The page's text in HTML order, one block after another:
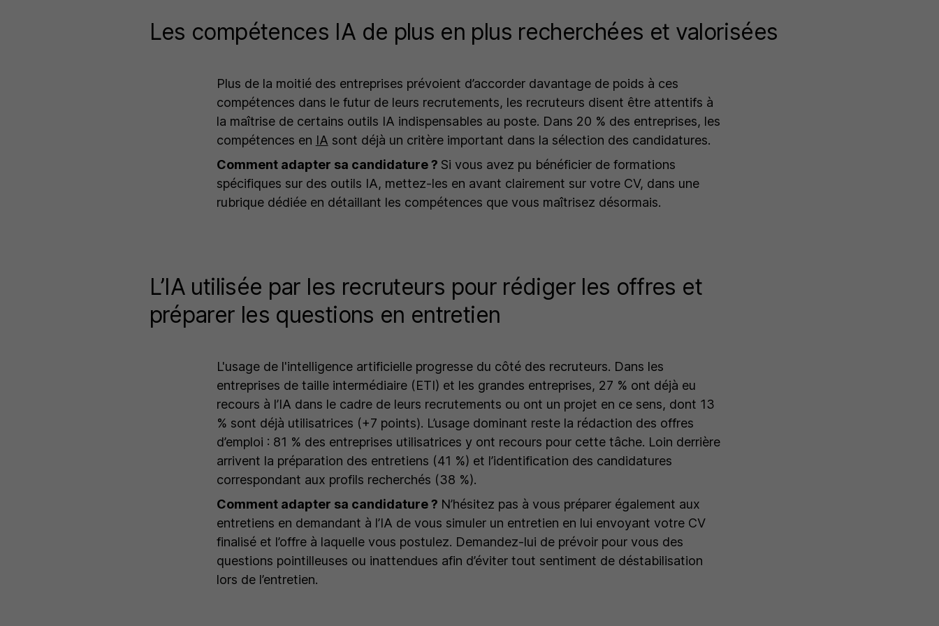
Les compétences IA de plus en plus recherchées et valorisées
Plus de la moitié des entreprises prévoient d’accorder davantage de poids à ces
compétences dans le futur de leurs recrutements, les recruteurs disent être attentifs à
la maîtrise de certains outils IA indispensables au poste. Dans 20 % des entreprises, les
compétences en IA sont déjà un critère important dans la sélection des candidatures.
Comment adapter sa candidature ? Si vous avez pu bénéficier de formations
spécifiques sur des outils IA, mettez-les en avant clairement sur votre CV, dans une
rubrique dédiée en détaillant les compétences que vous maîtrisez désormais.
L’IA utilisée par les recruteurs pour rédiger les offres et
préparer les questions en entretien
L'usage de l'intelligence artificielle progresse du côté des recruteurs. Dans les
entreprises de taille intermédiaire (ETI) et les grandes entreprises, 27 % ont déjà eu
recours à l’IA dans le cadre de leurs recrutements ou ont un projet en ce sens, dont 13
% sont déjà utilisatrices (+7 points). L’usage dominant reste la rédaction des offres
d’emploi : 81 % des entreprises utilisatrices y ont recours pour cette tâche. Loin derrière
arrivent la préparation des entretiens (41 %) et l’identification des candidatures
correspondant aux profils recherchés (38 %).
Comment adapter sa candidature ? N’hésitez pas à vous préparer également aux
entretiens en demandant à l’IA de vous simuler un entretien en lui envoyant votre CV
finalisé et l’offre à laquelle vous postulez. Demandez-lui de prévoir pour vous des
questions pointilleuses ou inattendues afin d’éviter tout sentiment de déstabilisation
lors de l’entretien.